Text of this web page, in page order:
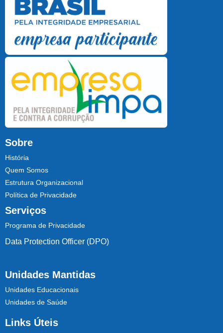
Sobre
História
Quem Somos
Estrutura Organizacional
Política de Privacidade
Serviços
Programa de Privacidade
Data Protection Officer (DPO)
Unidades Mantidas
Unidades Educacionais
Unidades de Saúde
Links Úteis